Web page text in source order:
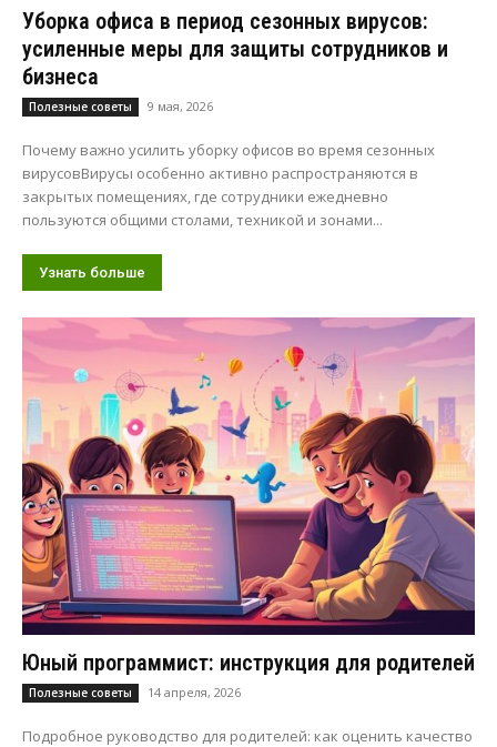
Уборка офиса в период сезонных вирусов:
усиленные меры для защиты сотрудников и
бизнеса
Полезные советы 9 мая, 2026
Почему важно усилить уборку офисов во время сезонных
вирусовВирусы особенно активно распространяются в
закрытых помещениях, где сотрудники ежедневно
пользуются общими столами, техникой и зонами...
Узнать больше
Юный программист: инструкция для родителей
Полезные советы 14 апреля, 2026
Подробное руководство для родителей: как оценить качество